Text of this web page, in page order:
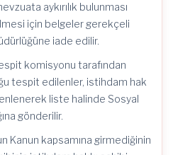
aykırılık bulunması
için belgeler gerekçeli
iade edilir.
komisyonu tarafından
tespit edilenler, istihdam hak
liste halinde Sosyal
gönderilir.
Kanun kapsamına girmediğinin